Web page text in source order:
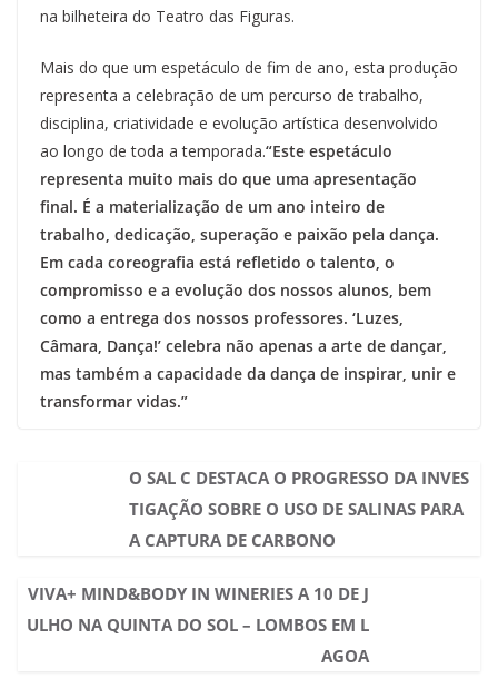
na bilheteira do Teatro das Figuras.
Mais do que um espetáculo de fim de ano, esta produção
representa a celebração de um percurso de trabalho,
disciplina, criatividade e evolução artística desenvolvido
ao longo de toda a temporada.“Este espetáculo
representa muito mais do que uma apresentação
final. É a materialização de um ano inteiro de
trabalho, dedicação, superação e paixão pela dança.
Em cada coreografia está refletido o talento, o
compromisso e a evolução dos nossos alunos, bem
como a entrega dos nossos professores. ‘Luzes,
Câmara, Dança!’ celebra não apenas a arte de dançar,
mas também a capacidade da dança de inspirar, unir e
transformar vidas.”
O SAL C DESTACA O PROGRESSO DA INVES
TIGAÇÃO SOBRE O USO DE SALINAS PARA
A CAPTURA DE CARBONO
VIVA+ MIND&BODY IN WINERIES A 10 DE J
ULHO NA QUINTA DO SOL – LOMBOS EM L
AGOA